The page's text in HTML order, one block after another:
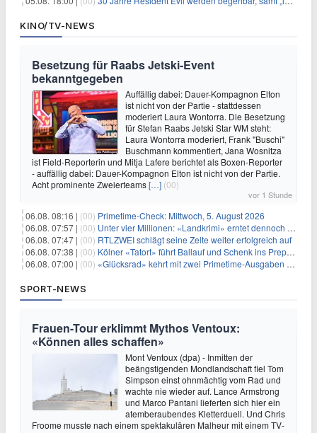
KINO/TV-NEWS
Besetzung für Raabs Jetski-Event
bekanntgegeben
Auffällig dabei: Dauer-Kompagnon Elton
ist nicht von der Partie - stattdessen
moderiert Laura Wontorra. Die Besetzung
für Stefan Raabs Jetski Star WM steht:
Laura Wontorra moderiert, Frank "Buschi"
Buschmann kommentiert, Jana Wosnitza
ist Field-Reporterin und Mitja Lafere berichtet als Boxen-Reporter
- auffällig dabei: Dauer-Kompagnon Elton ist nicht von der Partie.
Acht prominente Zweierteams[…] (00)
vor 1 Stunde
06.08. 08:16 | (00) Primetime-Check: Mittwoch, 5. August 2026
06.08. 07:57 | (00) Unter vier Millionen: «Landkrimi» erntet dennoch Primetime-Führung
06.08. 07:47 | (00) RTLZWEI schlägt seine Zelte weiter erfolgreich auf
06.08. 07:38 | (00) Kölner «Tatort» führt Ballauf und Schenk ins Prepper-Milieu
06.08. 07:00 | (00) «Glücksrad» kehrt mit zwei Primetime-Ausgaben zurück
SPORT-NEWS
Frauen-Tour erklimmt Mythos Ventoux:
«Können alles schaffen»
Mont Ventoux (dpa) - Inmitten der
beängstigenden Mondlandschaft fiel Tom
Simpson einst ohnmächtig vom Rad und
wachte nie wieder auf. Lance Armstrong
und Marco Pantani lieferten sich hier ein
atemberaubendes Kletterduell. Und Chris
Froome musste nach einem spektakulären Malheur mit einem TV-